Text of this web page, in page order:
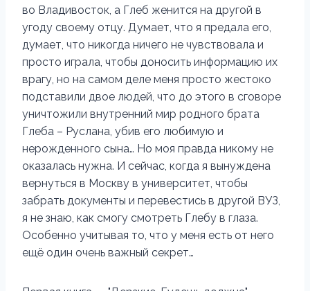
во Владивосток, а Глеб женится на другой в
угоду своему отцу. Думает, что я предала его,
думает, что никогда ничего не чувствовала и
просто играла, чтобы доносить информацию их
врагу, но на самом деле меня просто жестоко
подставили двое людей, что до этого в сговоре
уничтожили внутренний мир родного брата
Глеба – Руслана, убив его любимую и
нерожденного сына… Но моя правда никому не
оказалась нужна. И сейчас, когда я вынуждена
вернуться в Москву в университет, чтобы
забрать документы и перевестись в другой ВУЗ,
я не знаю, как смогу смотреть Глебу в глаза.
Особенно учитывая то, что у меня есть от него
ещё один очень важный секрет…